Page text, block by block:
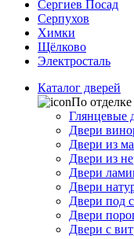
Сергиев Посад
Серпухов
Химки
Щёлково
Электросталь
Каталог дверей
По отделке
Глянцевые
Двери
Двери из
Двери из
Двери
Двери
Двери под
Двери
Двери с